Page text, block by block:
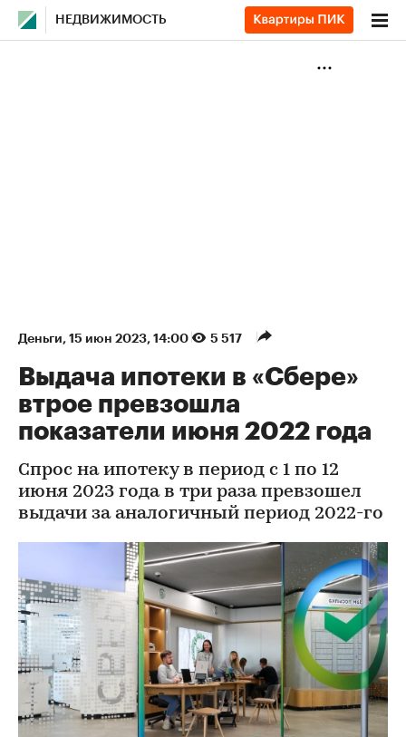
НЕДВИЖИМОСТЬ
Деньги⁠, 15 июн 2023, 14:00 5 517
Выдача ипотеки в «Сбере»
втрое превзошла
показатели июня 2022 года
Спрос на ипотеку в период с 1 по 12
июня 2023 года в три раза превзошел
выдачи за аналогичный период 2022-го